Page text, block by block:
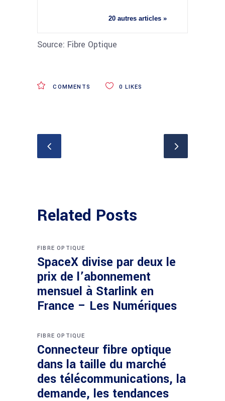
20 autres articles »
Source: Fibre Optique
COMMENTS 0 LIKES
Related Posts
FIBRE OPTIQUE
SpaceX divise par deux le
prix de l’abonnement
mensuel à Starlink en
France – Les Numériques
FIBRE OPTIQUE
Connecteur fibre optique
dans la taille du marché
des télécommunications, la
demande, les tendances